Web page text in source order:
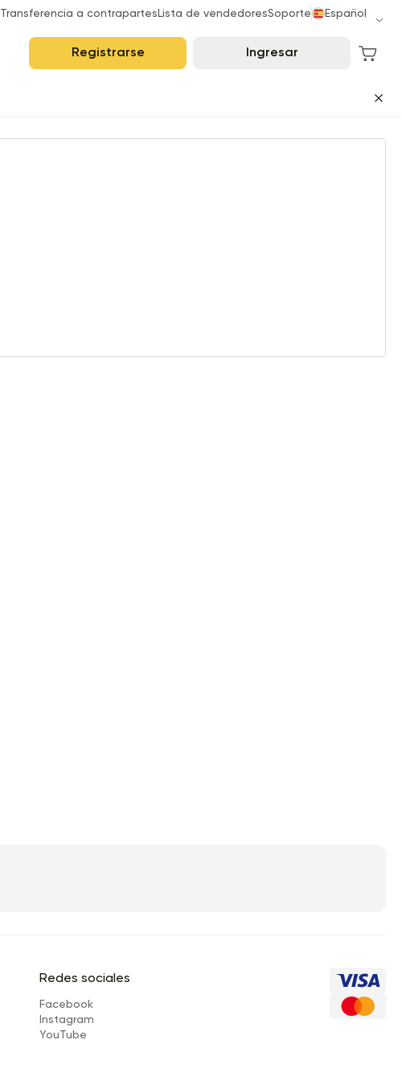
Transferencia a contrapartes Lista de vendedoresSoporte Español
Registrarse Ingresar
Redes sociales
Facebook
Instagram
YouTube